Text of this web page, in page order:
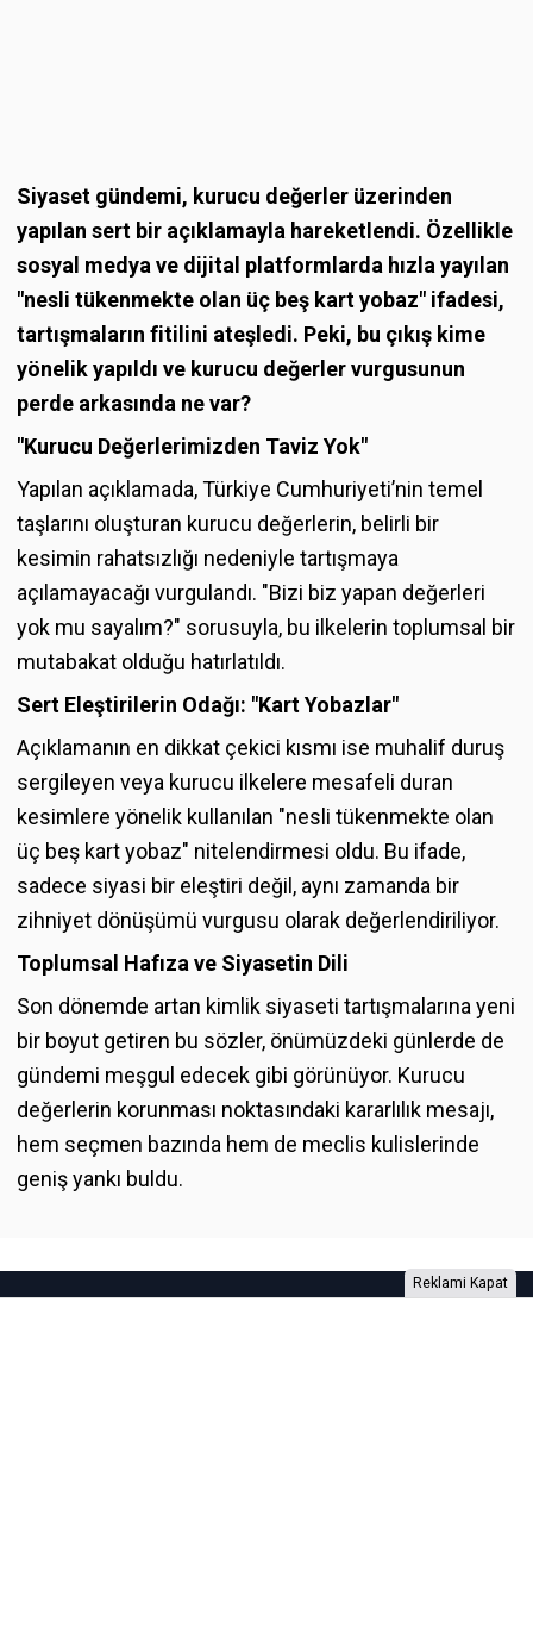
Siyaset gündemi, kurucu değerler üzerinden
yapılan sert bir açıklamayla hareketlendi. Özellikle
sosyal medya ve dijital platformlarda hızla yayılan
"nesli tükenmekte olan üç beş kart yobaz" ifadesi,
tartışmaların fitilini ateşledi. Peki, bu çıkış kime
yönelik yapıldı ve kurucu değerler vurgusunun
perde arkasında ne var?
"Kurucu Değerlerimizden Taviz Yok"
Yapılan açıklamada, Türkiye Cumhuriyeti’nin temel
taşlarını oluşturan kurucu değerlerin, belirli bir
kesimin rahatsızlığı nedeniyle tartışmaya
açılamayacağı vurgulandı. "Bizi biz yapan değerleri
yok mu sayalım?" sorusuyla, bu ilkelerin toplumsal bir
mutabakat olduğu hatırlatıldı.
Sert Eleştirilerin Odağı: "Kart Yobazlar"
Açıklamanın en dikkat çekici kısmı ise muhalif duruş
sergileyen veya kurucu ilkelere mesafeli duran
kesimlere yönelik kullanılan "nesli tükenmekte olan
üç beş kart yobaz" nitelendirmesi oldu. Bu ifade,
sadece siyasi bir eleştiri değil, aynı zamanda bir
zihniyet dönüşümü vurgusu olarak değerlendiriliyor.
Toplumsal Hafıza ve Siyasetin Dili
Son dönemde artan kimlik siyaseti tartışmalarına yeni
bir boyut getiren bu sözler, önümüzdeki günlerde de
gündemi meşgul edecek gibi görünüyor. Kurucu
değerlerin korunması noktasındaki kararlılık mesajı,
hem seçmen bazında hem de meclis kulislerinde
geniş yankı buldu.
Reklami Kapat